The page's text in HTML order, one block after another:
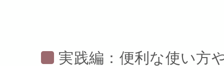
実践編：便利な使い方